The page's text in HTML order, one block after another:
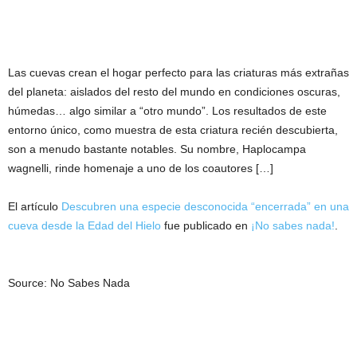
Las cuevas crean el hogar perfecto para las criaturas más extrañas
del planeta: aislados del resto del mundo en condiciones oscuras,
húmedas… algo similar a “otro mundo”. Los resultados de este
entorno único, como muestra de esta criatura recién descubierta,
son a menudo bastante notables. Su nombre, Haplocampa
wagnelli, rinde homenaje a uno de los coautores […]
El artículo Descubren una especie desconocida “encerrada” en una
cueva desde la Edad del Hielo fue publicado en ¡No sabes nada!
Source: No Sabes Nada